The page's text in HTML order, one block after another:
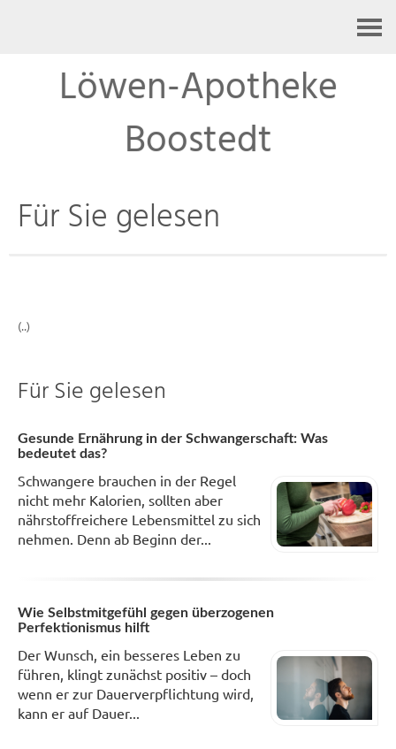
Löwen-Apotheke
Boostedt
Für Sie gelesen
(..)
Für Sie gelesen
Gesunde Ernährung in der Schwangerschaft: Was
bedeutet das?
Schwangere brauchen in der Regel
nicht mehr Kalorien, sollten aber
nährstoffreichere Lebensmittel zu sich
nehmen. Denn ab Beginn der...
Wie Selbstmitgefühl gegen überzogenen
Perfektionismus hilft
Der Wunsch, ein besseres Leben zu
führen, klingt zunächst positiv – doch
wenn er zur Dauerverpflichtung wird,
kann er auf Dauer...